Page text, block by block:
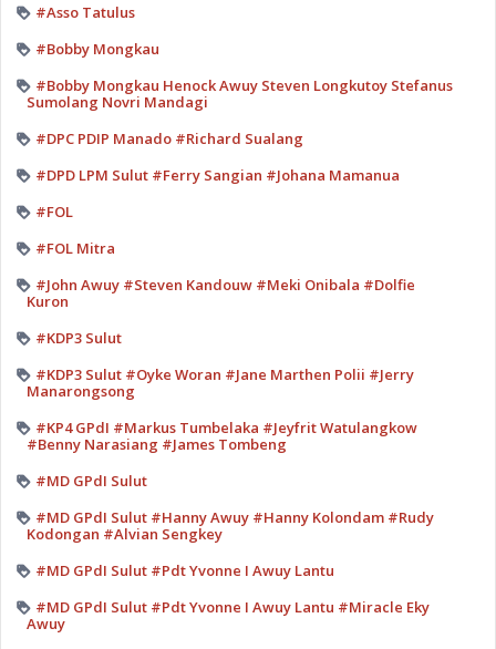
#Asso Tatulus
#Bobby Mongkau
#Bobby Mongkau Henock Awuy Steven Longkutoy Stefanus
Sumolang Novri Mandagi
#DPC PDIP Manado #Richard Sualang
#DPD LPM Sulut #Ferry Sangian #Johana Mamanua
#FOL
#FOL Mitra
#John Awuy #Steven Kandouw #Meki Onibala #Dolfie
Kuron
#KDP3 Sulut
#KDP3 Sulut #Oyke Woran #Jane Marthen Polii #Jerry
Manarongsong
#KP4 GPdI #Markus Tumbelaka #Jeyfrit Watulangkow
#Benny Narasiang #James Tombeng
#MD GPdI Sulut
#MD GPdI Sulut #Hanny Awuy #Hanny Kolondam #Rudy
Kodongan #Alvian Sengkey
#MD GPdI Sulut #Pdt Yvonne I Awuy Lantu
#MD GPdI Sulut #Pdt Yvonne I Awuy Lantu #Miracle Eky
Awuy